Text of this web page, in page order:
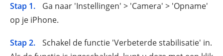
Stap 1.
Ga naar 'Instellingen' > 'Camera' > 'Opname'
op je iPhone.
Stap 2.
Schakel de functie 'Verbeterde stabilisatie' in.